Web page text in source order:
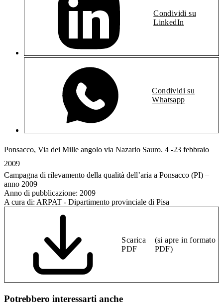
Condividi su
LinkedIn
Condividi su
Whatsapp
Ponsacco, Via dei Mille angolo via Nazario Sauro. 4 -23 febbraio
2009
Campagna di rilevamento della qualità dell’aria a Ponsacco (PI) –
anno 2009
Anno di pubblicazione: 2009
A cura di: ARPAT - Dipartimento provinciale di Pisa
Scarica
PDF
(si apre in formato
PDF)
Potrebbero interessarti anche